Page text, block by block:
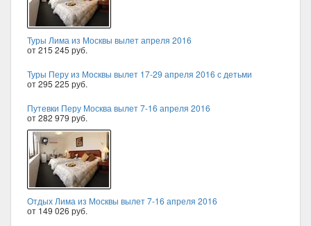
Туры Лима из Москвы вылет апреля 2016
от 215 245 руб.
Туры Перу из Москвы вылет 17-29 апреля 2016 с детьми
от 295 225 руб.
Путевки Перу Москва вылет 7-16 апреля 2016
от 282 979 руб.
Отдых Лима из Москвы вылет 7-16 апреля 2016
от 149 026 руб.